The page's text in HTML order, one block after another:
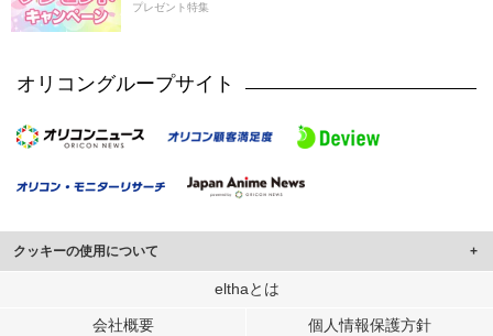
プレゼント特集
オリコングループサイト
クッキーの使用について
このサイトでは Cookie を使用して、ユーザーに合わせたコンテンツや広告の
行っています。
elthaとは
会社概要 個人情報保護方針